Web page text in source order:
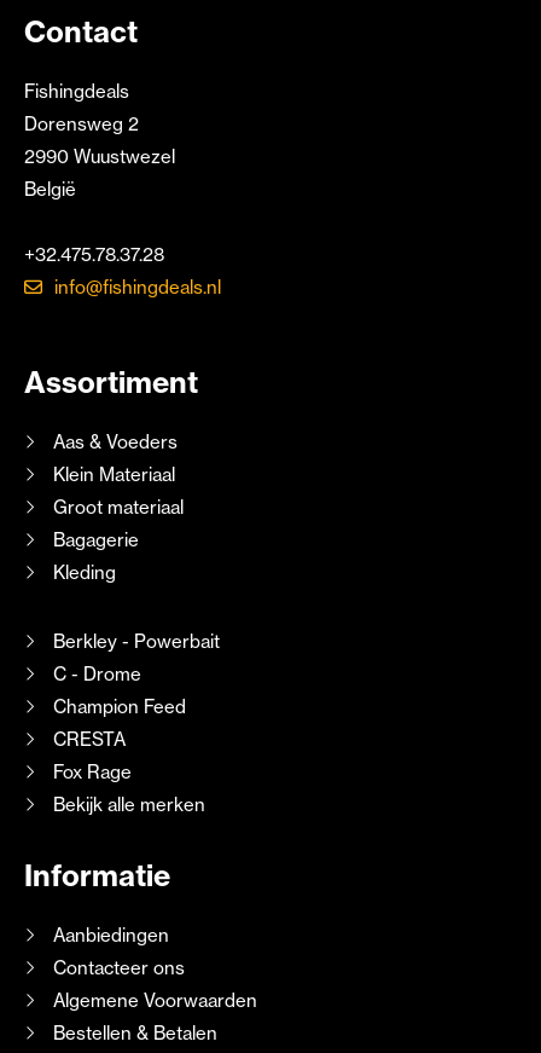
Contact
Fishingdeals
Dorensweg 2
2990 Wuustwezel
België
+32.475.78.37.28
info@fishingdeals.nl
Assortiment
Aas & Voeders
Klein Materiaal
Groot materiaal
Bagagerie
Kleding
Berkley - Powerbait
C - Drome
Champion Feed
CRESTA
Fox Rage
Bekijk alle merken
Informatie
Aanbiedingen
Contacteer ons
Algemene Voorwaarden
Bestellen & Betalen